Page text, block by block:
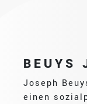
BEUYS
Joseph
einen